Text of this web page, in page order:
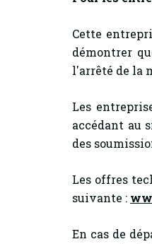
Cette
démontrer
l'arrêté de la
Les
accédant au
des
Les offres
suivante :
En cas de